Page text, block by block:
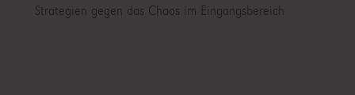
Strategien gegen das Chaos im Eingangsbereich